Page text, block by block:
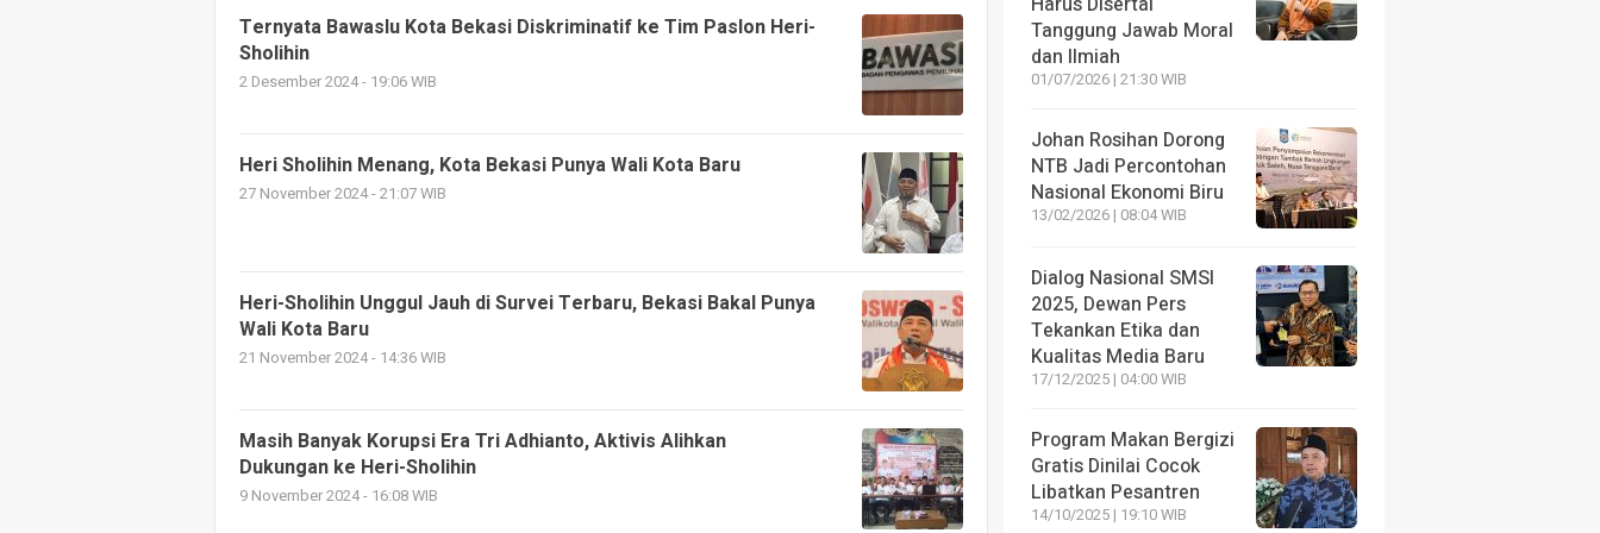
Ternyata Bawaslu Kota Bekasi Diskriminatif ke Tim Paslon Heri-
Sholihin
2 Desember 2024 - 19:06 WIB
Heri Sholihin Menang, Kota Bekasi Punya Wali Kota Baru
27 November 2024 - 21:07 WIB
Heri-Sholihin Unggul Jauh di Survei Terbaru, Bekasi Bakal Punya
Wali Kota Baru
21 November 2024 - 14:36 WIB
Masih Banyak Korupsi Era Tri Adhianto, Aktivis Alihkan
Dukungan ke Heri-Sholihin
9 November 2024 - 16:08 WIB
Tanggung Jawab Moral
dan Ilmiah
01/07/2026 | 21:30 WIB
Johan Rosihan Dorong
NTB Jadi Percontohan
Nasional Ekonomi Biru
13/02/2026 | 08:04 WIB
Dialog Nasional SMSI
2025, Dewan Pers
Tekankan Etika dan
Kualitas Media Baru
17/12/2025 | 04:00 WIB
Program Makan Bergizi
Gratis Dinilai Cocok
Libatkan Pesantren
14/10/2025 | 19:10 WIB